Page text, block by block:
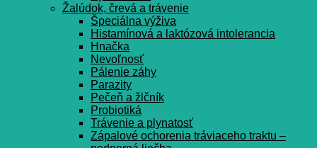
Žalúdok, črevá a trávenie
Špeciálna výživa
Histamínová a laktózová intolerancia
Hnačka
Nevoľnosť
Pálenie záhy
Parazity
Pečeň a žlčník
Probiotiká
Trávenie a plynatosť
Zápalové ochorenia tráviaceho traktu –